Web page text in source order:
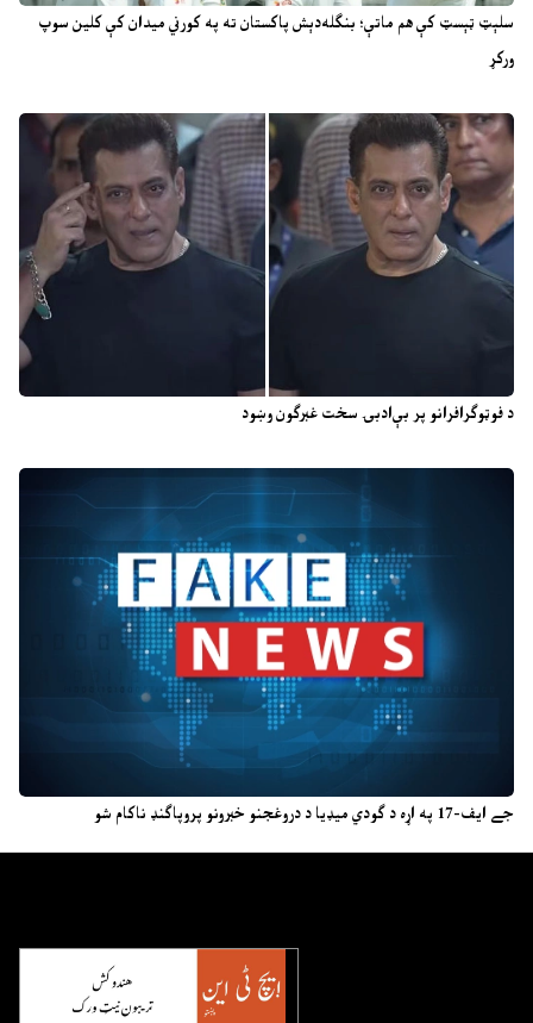
سلېټ ټېسټ کې هم ماتې؛ بنګله‌دېش پاکستان ته په کورني میدان کې کلین سوپ
ورکړ
د فوټوګرافرانو پر بې‌ادبۍ سخت غبرګون وښود
جے ایف-17 په اړه د ګودي میډیا د دروغجنو خبرونو پروپاګنډ ناکام شو